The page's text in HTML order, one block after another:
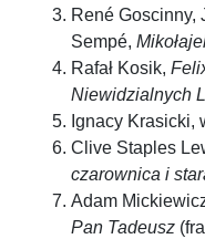
René Goscinny,
Sempé,
Rafał Kosik,
Niewidzialnych
Ignacy Krasicki,
Clive Staples
czarownica i
Adam
Pan Tadeusz